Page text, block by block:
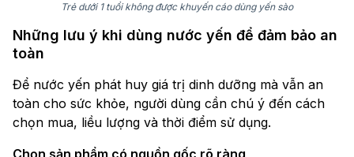
Trẻ dưới 1 tuổi không được khuyến cáo dùng yến sào
Những lưu ý khi dùng nước yến để đảm bảo an
toàn
Để nước yến phát huy giá trị dinh dưỡng mà vẫn an
toàn cho sức khỏe, người dùng cần chú ý đến cách
chọn mua, liều lượng và thời điểm sử dụng.